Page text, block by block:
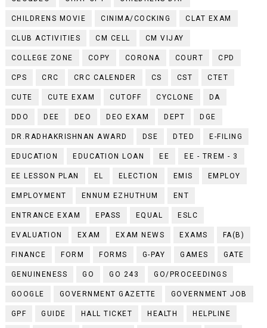
CHILDRENS MOVIE CINIMA/COCKING CLAT EXAM
CLUB ACTIVITIES CM CELL CM VIJAY
COLLEGE ZONE COPY CORONA COURT CPD
CPS CRC CRC CALENDER CS CST CTET
CUTE CUTE EXAM CUTOFF CYCLONE DA
DDO DEE DEO DEO EXAM DEPT DGE
DR.RADHAKRISHNAN AWARD DSE DTED E-FILING
EDUCATION EDUCATION LOAN EE EE - TREM - 3
EE LESSON PLAN EL ELECTION EMIS EMPLOY
EMPLOYMENT ENNUM EZHUTHUM ENT
ENTRANCE EXAM EPASS EQUAL ESLC
EVALUATION EXAM EXAM NEWS EXAMS FA(B)
FINANCE FORM FORMS G-PAY GAMES GATE
GENUINENESS GO GO 243 GO/PROCEEDINGS
GOOGLE GOVERNMENT GAZETTE GOVERNMENT JOB
GPF GUIDE HALL TICKET HEALTH HELPLINE